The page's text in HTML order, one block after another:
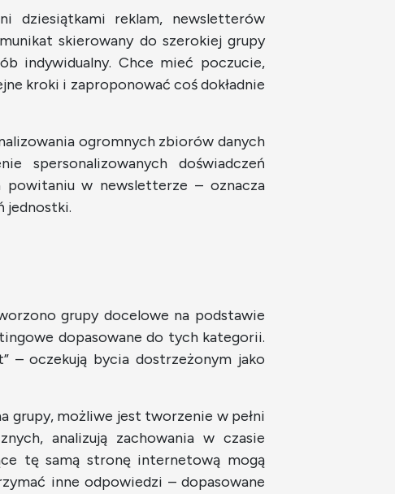
dziesiątkami reklam, newsletterów
skierowany do szerokiej grupy
indywidualny. Chce mieć poczucie,
kroki i zaproponować coś dokładnie
ogromnych zbiorów danych
spersonalizowanych doświadczeń
powitaniu w newsletterze – oznacza
jednostki.
grupy docelowe na podstawie
dopasowane do tych kategorii.
– oczekują bycia dostrzeżonym jako
grupy, możliwe jest tworzenie w pełni
analizują zachowania w czasie
tę samą stronę internetową mogą
inne odpowiedzi – dopasowane